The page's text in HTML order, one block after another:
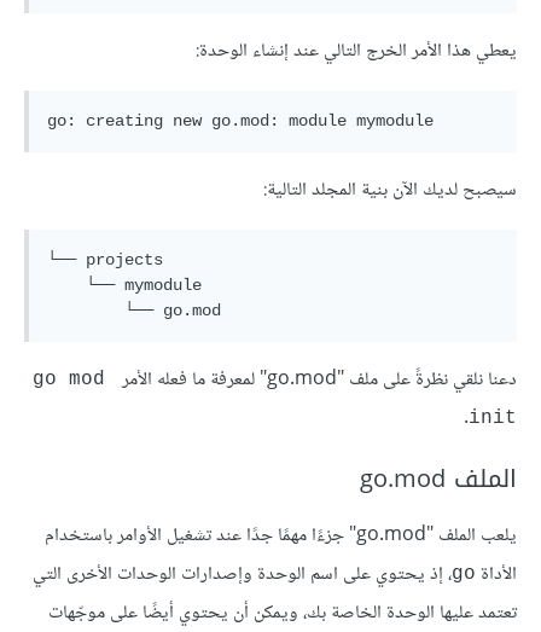
يعطي هذا الأمر الخرج التالي عند إنشاء الوحدة:
سيصبح لديك الآن بنية المجلد التالية:
└── projects
دعنا نلقي نظرةً على ملف "go.mod" لمعرفة ما فعله الأمر
go mod
init
.
الملف go.mod
يلعب الملف "go.mod" جزءًا مهمًا جدًا عند تشغيل الأوامر باستخدام
الأداة go، إذ يحتوي على اسم الوحدة وإصدارات الوحدات الأخرى التي
تعتمد عليها الوحدة الخاصة بك، ويمكن أن يحتوي أيضًا على موجّهات